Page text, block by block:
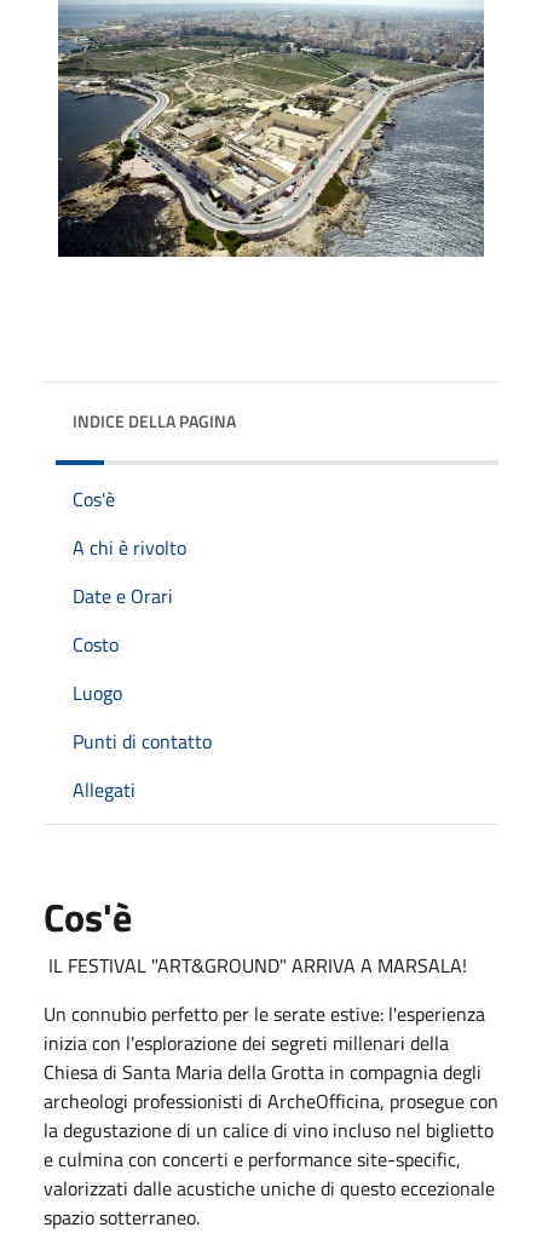
INDICE DELLA PAGINA
Cos'è
A chi è rivolto
Date e Orari
Costo
Luogo
Punti di contatto
Allegati
Cos'è
IL FESTIVAL "ART&GROUND" ARRIVA A MARSALA!
Un connubio perfetto per le serate estive: l'esperienza
inizia con l'esplorazione dei segreti millenari della
Chiesa di Santa Maria della Grotta in compagnia degli
archeologi professionisti di ArcheOfficina, prosegue con
la degustazione di un calice di vino incluso nel biglietto
e culmina con concerti e performance site-specific,
valorizzati dalle acustiche uniche di questo eccezionale
spazio sotterraneo.